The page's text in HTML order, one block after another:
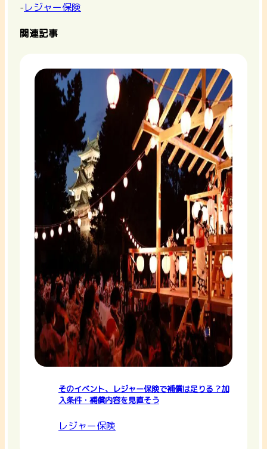
-レジャー保険
関連記事
そのイベント、レジャー保険で補償は足りる？加
入条件・補償内容を見直そう
レジャー保険